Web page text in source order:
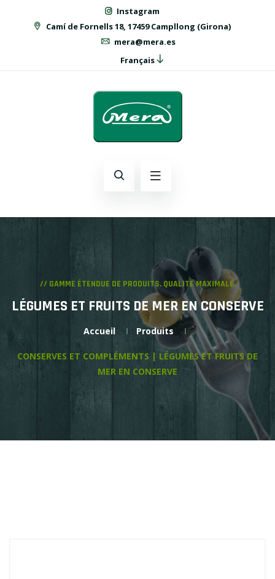
Instagram
Camí de Fornells 18, 17459 Campllong (Girona)
mera@mera.es
Français
// GAMME ÉTENDUE DE PRODUITS. QUALITÉ MAXIMALE.
LÉGUMES ET FRUITS DE MER EN CONSERVE
Accueil Produits
CONSERVES ET COMPLÉMENTS | LÉGUMES ET FRUITS DE
MER EN CONSERVE